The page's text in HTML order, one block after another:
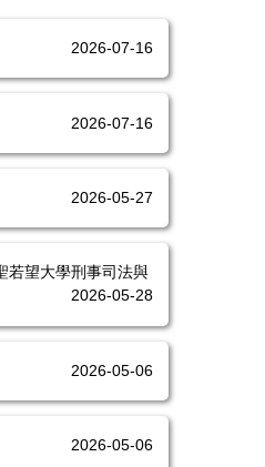
2026-07-16
2026-07-16
2026-05-27
若望大學刑事司法與
2026-05-28
2026-05-06
2026-05-06